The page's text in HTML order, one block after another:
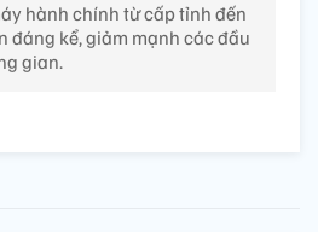
hành chính từ cấp tỉnh đến
đáng kể, giảm mạnh các đầu
gian.